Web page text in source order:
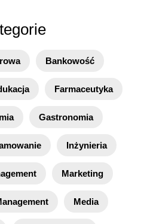
Bankowość
Farmaceutyka
Gastronomia
Inżynieria
Marketing
Media